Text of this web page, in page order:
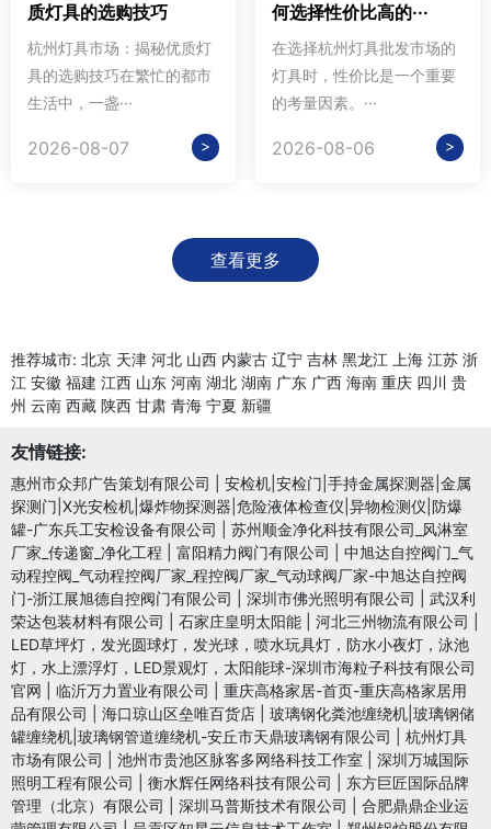
质灯具的选购技巧
杭州灯具市场：揭秘优质灯
具的选购技巧在繁忙的都市
生活中，一盏···
2026-08-07 >
何选择性价比高的···
在选择杭州灯具批发市场的
灯具时，性价比是一个重要
的考量因素。···
2026-08-06 >
查看更多
推荐城市: 北京 天津 河北 山西 内蒙古 辽宁 吉林 黑龙江 上海 江苏 浙
江 安徽 福建 江西 山东 河南 湖北 湖南 广东 广西 海南 重庆 四川 贵
州 云南 西藏 陕西 甘肃 青海 宁夏 新疆
友情链接:
惠州市众邦广告策划有限公司
安检机|安检门|手持金属探测器|金属
探测门|X光安检机|爆炸物探测器|危险液体检查仪|异物检测仪|防爆
罐-广东兵工安检设备有限公司
苏州顺金净化科技有限公司_风淋室
厂家_传递窗_净化工程
富阳精力阀门有限公司
中旭达自控阀门_气
动程控阀_气动程控阀厂家_程控阀厂家_气动球阀厂家-中旭达自控阀
门-浙江展旭德自控阀门有限公司
深圳市佛光照明有限公司
武汉利
荣达包装材料有限公司
石家庄皇明太阳能 河北三州物流有限公司
LED草坪灯，发光圆球灯，发光球，喷水玩具灯，防水小夜灯，泳池
灯，水上漂浮灯，LED景观灯，太阳能球-深圳市海粒子科技有限公司
官网
临沂万力置业有限公司
重庆高格家居-首页-重庆高格家居用
品有限公司
海口琼山区垒唯百货店
玻璃钢化粪池缠绕机|玻璃钢储
罐缠绕机|玻璃钢管道缠绕机-安丘市天鼎玻璃钢有限公司
杭州灯具
市场有限公司
池州市贵池区脉客多网络科技工作室
深圳万城国际
照明工程有限公司
衡水辉任网络科技有限公司
东方巨匠国际品牌
管理（北京）有限公司
深圳马普斯技术有限公司
合肥鼎鼎企业运